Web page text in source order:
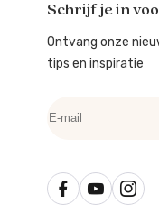
Schrijf je in
Ontvang onze
tips en inspiratie